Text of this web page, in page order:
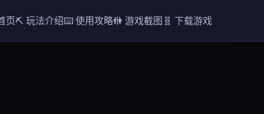
页⛏️ 玩法介绍⌨️ 使用攻略🚻 游戏截图 🧬 下载游戏